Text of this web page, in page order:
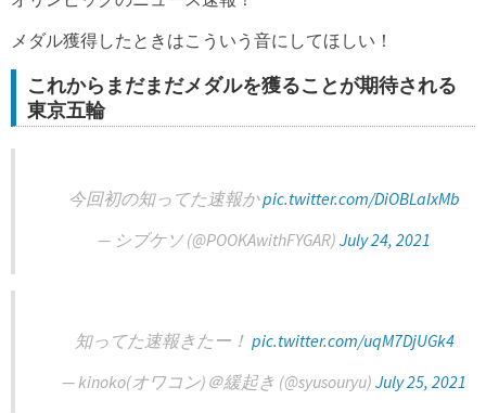
メダル獲得したときはこういう音にしてほしい！
これからまだまだメダルを獲ることが期待される
東京五輪
今回初の知ってた速報かpic.twitter.com/DiOBLaIxMb
— シブケソ (@POOKAwithFYGAR) July 24, 2021
知ってた速報きたー！ pic.twitter.com/uqM7DjUGk4
— kinoko(オワコン)＠緩起き (@syusouryu) July 25, 2021